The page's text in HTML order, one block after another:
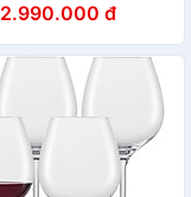
2.990.000 đ